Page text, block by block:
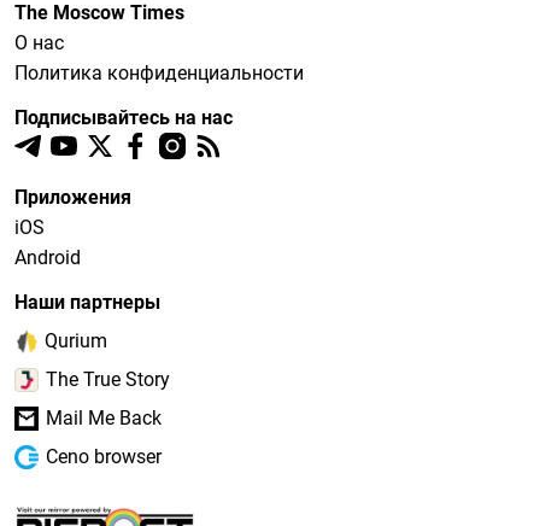
The Moscow Times
О нас
Политика конфиденциальности
Подписывайтесь на нас
Приложения
iOS
Android
Наши партнеры
Qurium
The True Story
Mail Me Back
Ceno browser